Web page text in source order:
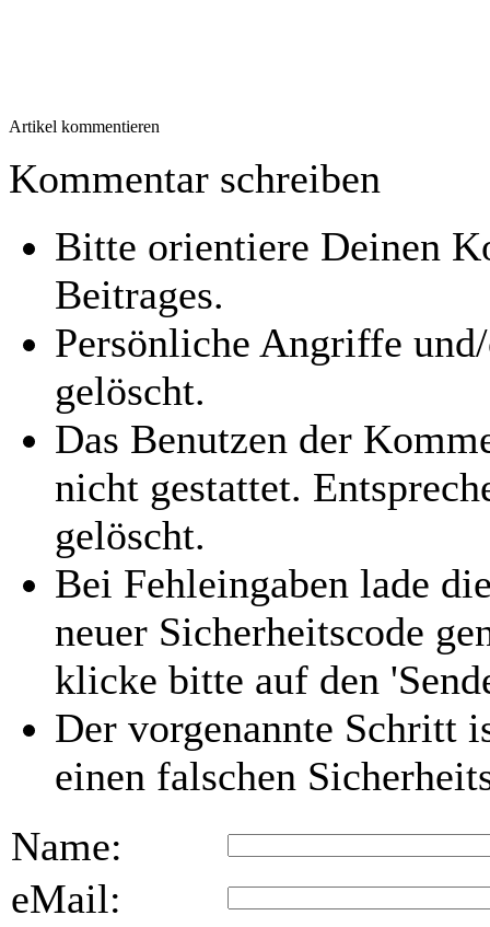
Artikel kommentieren
Kommentar schreiben
Bitte orientiere Deinen
Beitrages.
Persönliche Angriffe
gelöscht.
Das Benutzen der
nicht gestattet.
gelöscht.
Bei Fehleingaben lade
neuer Sicherheitscode
klicke bitte auf den
Der vorgenannte Schritt
einen falschen
Name:
eMail: